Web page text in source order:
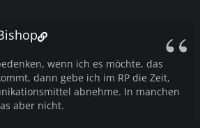
wenn ich es möchte, das
dann gebe ich im RP die Zeit,
abnehme. In manchen
aber nicht.